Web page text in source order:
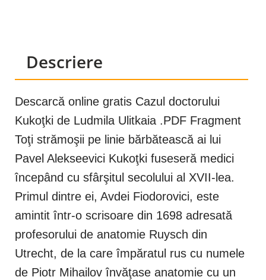
Descriere
Descarcă online gratis Cazul doctorului
Kukoţki de Ludmila Ulitkaia .PDF Fragment
Toţi strămoşii pe linie bărbătească ai lui
Pavel Alekseevici Kukoţki fuseseră medici
începând cu sfârşitul secolului al XVII-lea.
Primul dintre ei, Avdei Fiodorovici, este
amintit într-o scrisoare din 1698 adresată
profesorului de anatomie Ruysch din
Utrecht, de la care împăratul rus cu numele
de Piotr Mihailov învăţase anatomie cu un